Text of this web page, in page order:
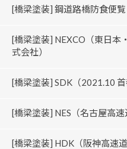
[橋梁塗装] 鋼道路橋防食便覧
[橋梁塗装] NEXCO（東日本
式会社）
[橋梁塗装] SDK（2021.10 首
[橋梁塗装] NES（名古屋高速
[橋梁塗装] HDK（阪神高速道